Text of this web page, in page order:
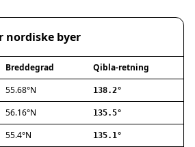
Sønderborg
Holbæk
Svendborg
Hjørring
Frederikshavn
Nørresundby
nordiske byer
Breddegrad
Qibla-retning
55.68°N 138.2°
56.16°N 135.5°
55.4°N 135.1°